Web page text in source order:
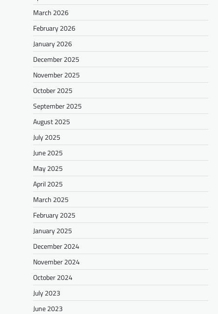
March 2026
February 2026
January 2026
December 2025
November 2025
October 2025
September 2025
August 2025
July 2025
June 2025
May 2025
April 2025
March 2025
February 2025
January 2025
December 2024
November 2024
October 2024
July 2023
June 2023